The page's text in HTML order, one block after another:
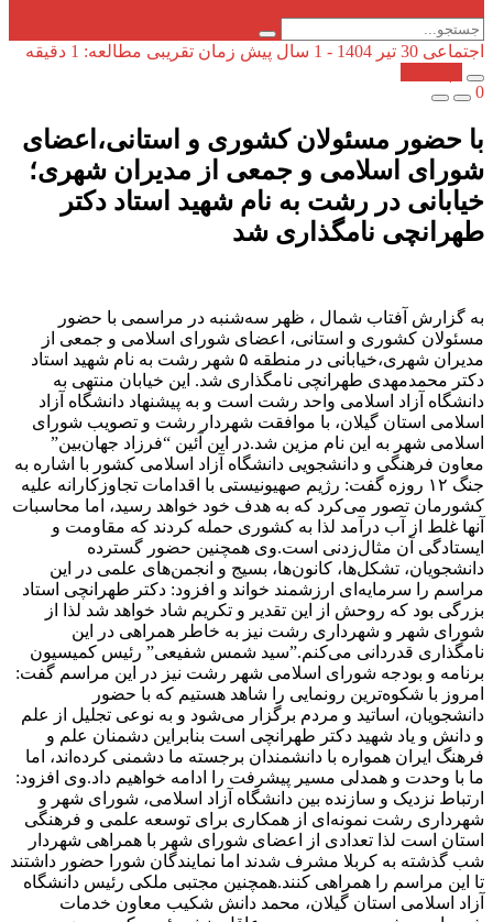
اجتماعی 30 تیر 1404 - 1 سال پیش
زمان تقریبی مطالعه: 1 دقیقه
0
با حضور مسئولان کشوری و استانی،اعضای
شورای اسلامی و جمعی از مدیران شهری؛
خیابانی در رشت به نام شهید استاد دکتر
طهرانچی نامگذاری شد
به گزارش آفتاب شمال ، ظهر سه‌شنبه در مراسمی با حضور
مسئولان کشوری و استانی، اعضای شورای اسلامی و جمعی از
مدیران شهری،خیابانی در منطقه ۵ شهر رشت به نام شهید استاد
دکتر محمدمهدی طهرانچی نامگذاری شد. این خیابان منتهی به
دانشگاه آزاد اسلامی واحد رشت است و به پیشنهاد دانشگاه آزاد
اسلامی استان گیلان، با موافقت شهردار رشت و تصویب شورای
اسلامی شهر به این نام مزین شد.در این آئین “فرزاد جهان‌بین”
معاون فرهنگی و دانشجویی دانشگاه آزاد اسلامی کشور با اشاره به
جنگ ۱۲ روزه گفت: رژیم صهیونیستی با اقدامات تجاوزکارانه علیه
کشورمان تصور می‌کرد که به هدف خود خواهد رسید، اما محاسبات
آنها غلط از آب درآمد لذا به کشوری حمله کردند که مقاومت و
ایستادگی آن مثال‌زدنی است.وی همچنین حضور گسترده
دانشجویان، تشکل‌ها، کانون‌ها، بسیج و انجمن‌های علمی در این
مراسم را سرمایه‌ای ارزشمند خواند و افزود: دکتر طهرانچی استاد
بزرگی بود که روحش از این تقدیر و تکریم شاد خواهد شد لذا از
شورای شهر و شهرداری رشت نیز به خاطر همراهی در این
نامگذاری قدردانی می‌کنم.”سید شمس شفیعی” رئیس کمیسیون
برنامه و بودجه شورای اسلامی شهر رشت نیز در این مراسم گفت:
امروز با شکوه‌ترین رونمایی را شاهد هستیم که با حضور
دانشجویان، اساتید و مردم برگزار می‌شود و به نوعی تجلیل از علم
و دانش و یاد شهید دکتر طهرانچی است بنابراین دشمنان علم و
فرهنگ ایران همواره با دانشمندان برجسته ما دشمنی کرده‌اند، اما
ما با وحدت و همدلی مسیر پیشرفت را ادامه خواهیم داد.وی افزود:
ارتباط نزدیک و سازنده بین دانشگاه آزاد اسلامی، شورای شهر و
شهرداری رشت نمونه‌ای از همکاری برای توسعه علمی و فرهنگی
استان است لذا تعدادی از اعضای شورای شهر با همراهی شهردار
شب گذشته به کربلا مشرف شدند اما نمایندگان شورا حضور داشتند
تا این مراسم را همراهی کنند.همچنین مجتبی ملکی رئیس دانشگاه
آزاد اسلامی استان گیلان، محمد دانش شکیب معاون خدمات‌